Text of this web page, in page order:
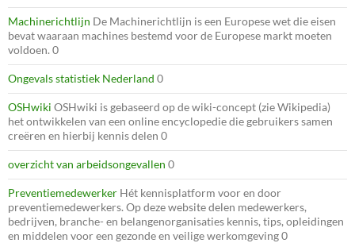
Machinerichtlijn De Machinerichtlijn is een Europese wet die eisen
bevat waaraan machines bestemd voor de Europese markt moeten
voldoen. 0
Ongevals statistiek Nederland 0
OSHwiki OSHwiki is gebaseerd op de wiki-concept (zie Wikipedia)
het ontwikkelen van een online encyclopedie die gebruikers samen
creëren en hierbij kennis delen 0
overzicht van arbeidsongevallen 0
Preventiemedewerker Hét kennisplatform voor en door
preventiemedewerkers. Op deze website delen medewerkers,
bedrijven, branche- en belangenorganisaties kennis, tips, opleidingen
en middelen voor een gezonde en veilige werkomgeving 0